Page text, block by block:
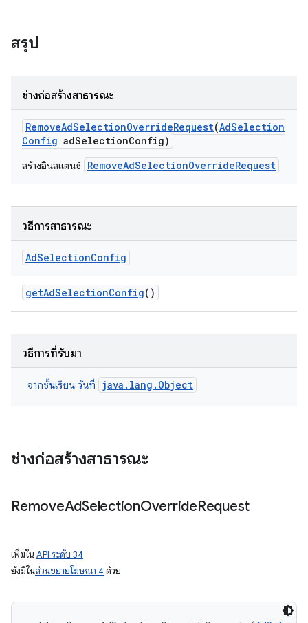
สรุป
ช่างก่อสร้างสาธารณะ
RemoveAdSelectionOverrideRequest(AdSelection
Config adSelectionConfig)
สร้างอินสแตนซ์ RemoveAdSelectionOverrideRequest
วิธีการสาธารณะ
AdSelectionConfig
getAdSelectionConfig()
วิธีการที่รับมา
จากชั้นเรียน วันที่ java.lang.Object
ช่างก่อสร้างสาธารณะ
RemoveAdSelectionOverrideRequest
เพิ่มในAPI ระดับ 34
ยังมีในส่วนขยายโฆษณา 4 ด้วย